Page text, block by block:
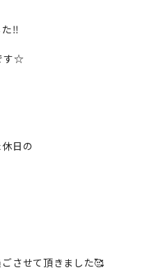
‼
す☆
日の
させて頂きました🥰